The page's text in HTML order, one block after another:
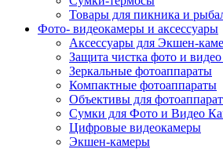
Товары для пикника и
Фото- видеокамеры и аксессуары
Аксессуары для Экшен-
Защита чистка фото и
Зеркальные фотоаппараты
Компактные фотоаппараты
Объективы для
Сумки для Фото и Видео
Цифровые видеокамеры
Экшен-камеры